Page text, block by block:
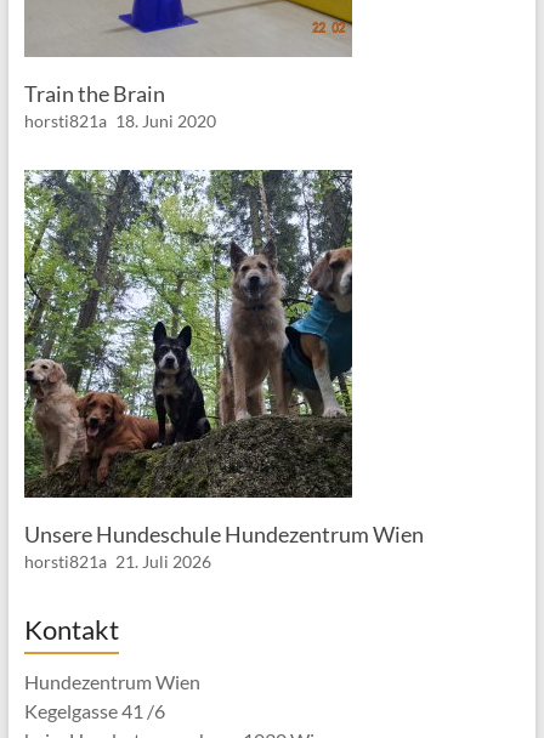
Train the Brain
horsti821a 18. Juni 2020
Unsere Hundeschule Hundezentrum Wien
horsti821a 21. Juli 2026
Kontakt
Hundezentrum Wien
Kegelgasse 41 /6